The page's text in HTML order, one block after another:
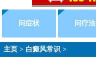
问症状 问疗法
主页 > 白癜风常识 >